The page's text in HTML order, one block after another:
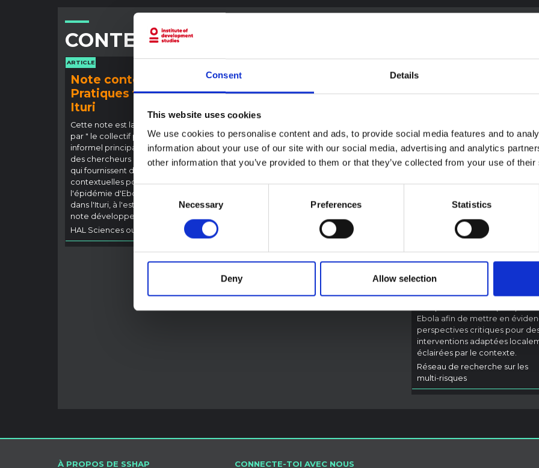
Consent Details
This website uses cookies
We use cookies to personalise content and ads, to provide social media features and to
information about your use of our site with our social media, advertising and analytics
other information that you’ve provided to them or that they’ve collected from your use of
Consent
Selection
Necessary Preferences Statistics
Deny Allow selection
CONTENU ASSOCIÉ
ARTICLE
Note contextuelle :
Pratiques funéraires en
Ituri
Cette note est la deuxième produite
par " le collectif pour l'Ituri ", un réseau
informel principalement animé par
des chercheurs en sciences sociales
qui fournissent des informations
contextuelles pour la réponse à
l'épidémie d'Ebola à Bundibugyo
dans l'Ituri, à l'est de la RDC. Cette
note développe les…
HAL Sciences ouvertes
2026
l'épidémie d'Ebola
(2026)
Cette note fournit un contexte sur la
province de l'Ituri, actuellement
touchée par une épidémie d'Ebola
directement l'actualité et les derniers
Ebola, mais présente le contexte
général dans lequel le public...
HAL Sciences ouvertes
Recommandations :
Synthèse rapide des
enseignements des
sciences sociales et
Ebola pour
du virus Bundibugyo
(2026) Ituri, RDC
de la recherche antérieure sur
sciences sociales et
Ebola afin de mettre en
perspectives critiques pour
interventions adaptées
éclairées par le contexte.
Réseau de recherche sur les
multi-risques
À PROPOS DE SSHAP CONNECTE-TOI AVEC NOUS